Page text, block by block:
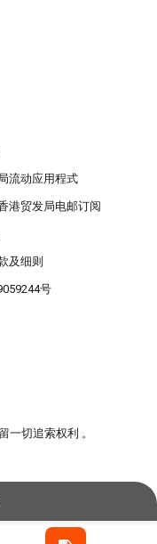
流动应用程式
港贸发局电邮订阅
及细则
号
一切追索权利 。